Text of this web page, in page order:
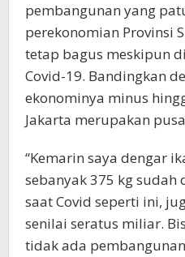
pembangunan yang
perekonomian Provinsi
tetap bagus meskipun
Covid-19. Bandingkan
ekonominya minus
Jakarta merupakan
“Kemarin saya dengar
sebanyak 375 kg sudah
saat Covid seperti ini,
senilai seratus miliar.
tidak ada